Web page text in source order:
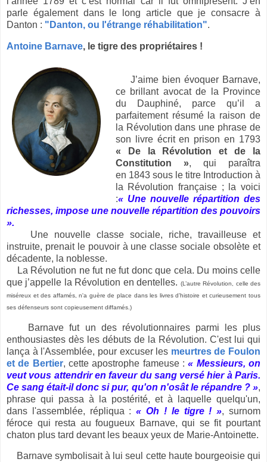
parle également dans le long article que je consacre à
Danton : "Danton, ou l'étrange réhabilitation".
Antoine Barnave, le tigre des propriétaires !
J’aime bien évoquer Barnave,
ce brillant avocat de la Province
du Dauphiné, parce qu’il a
parfaitement résumé la raison de
la Révolution dans une phrase de
son livre écrit en prison en 1793
« De la Révolution et de la
Constitution », qui paraîtra
en 1843 sous le titre Introduction à
la Révolution française ; la voici
:« Une nouvelle répartition des
richesses, impose une nouvelle répartition des pouvoirs
».
Une nouvelle classe sociale, riche, travailleuse et
instruite, prenait le pouvoir à une classe sociale obsolète et
décadente, la noblesse.
La Révolution ne fut ne fut donc que cela. Du moins celle
que j’appelle la Révolution en dentelles. (L’autre Révolution, celle des
miséreux et des affamés, n'a guère de place dans les livres d’histoire et curieusement tous
ses défenseurs sont copieusement diffamés.)
Barnave fut un des révolutionnaires parmi les plus
enthousiastes dès les débuts de la Révolution. C'est lui qui
lança à l'Assemblée, pour excuser les meurtres de Foulon
et de Bertier, cette apostrophe fameuse :« Messieurs, on
veut vous attendrir en faveur du sang versé hier à Paris.
Ce sang était-il donc si pur, qu'on n'osât le répandre ? »,
phrase qui passa à la postérité, et à laquelle quelqu'un,
dans l'assemblée, répliqua :« Oh ! le tigre ! », surnom
féroce qui resta au fougueux Barnave, qui se fit pourtant
chaton plus tard devant les beaux yeux de Marie-Antoinette.
Barnave symbolisait à lui seul cette haute bourgeoisie qui